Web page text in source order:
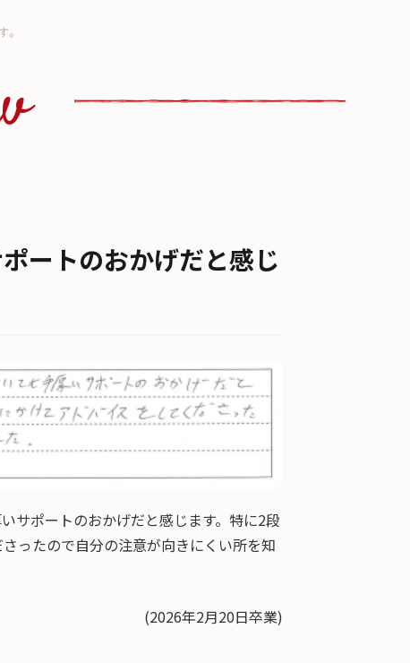
。
ートのおかげだと感じ
サポートのおかげだと感じます。特に2段
ったので自分の注意が向きにくい所を知
(2026年2月20日卒業)